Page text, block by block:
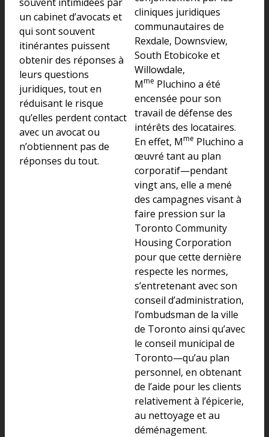
un cabinet d’avocats et
qui sont souvent
itinérantes puissent
obtenir des réponses à
leurs questions
juridiques, tout en
réduisant le risque
qu’elles perdent contact
avec un avocat ou
n’obtiennent pas de
réponses du tout.
cliniques juridiques
communautaires de
Rexdale, Downsview,
South Etobicoke et
Willowdale,
Mme Pluchino a été
encensée pour son
travail de défense des
intérêts des locataires.
En effet, Mme Pluchino a
œuvré tant au plan
corporatif—pendant
vingt ans, elle a mené
des campagnes visant à
faire pression sur la
Toronto Community
Housing Corporation
pour que cette dernière
respecte les normes,
s’entretenant avec son
conseil d’administration,
l’ombudsman de la ville
de Toronto ainsi qu’avec
le conseil municipal de
Toronto—qu’au plan
personnel, en obtenant
de l’aide pour les clients
relativement à l’épicerie,
au nettoyage et au
déménagement.